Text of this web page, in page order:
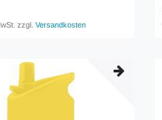
zzgl.Versandkosten